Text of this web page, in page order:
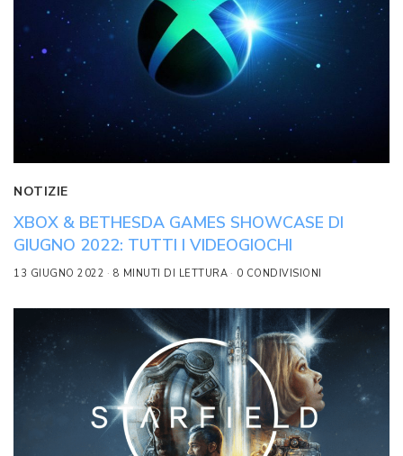
NOTIZIE
XBOX & BETHESDA GAMES SHOWCASE DI
GIUGNO 2022: TUTTI I VIDEOGIOCHI
13 GIUGNO 2022 8 MINUTI DI LETTURA 0 CONDIVISIONI